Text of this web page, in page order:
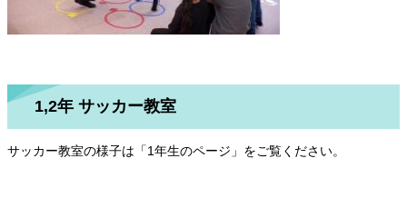
1,2年 サッカー教室
サッカー教室の様子は「1年生のページ」をご覧ください。